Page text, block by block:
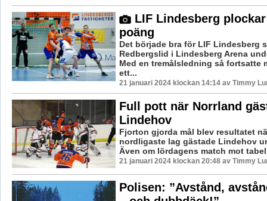
LIF Lindesberg
poäng
Det började bra för LIF Lindesberg
Redbergslid i Lindesberg Arena
Med en tremålsledning så fortsatte
ett...
21 januari 2024 klockan 14:14 av Timmy
Full pott när Norrland
Lindehov
Fjorton gjorda mål blev resultatet
nordligaste lag gästade Lindehov
Även om lördagens match mot
21 januari 2024 klockan 20:48 av Timmy
Polisen: ”Avstånd,